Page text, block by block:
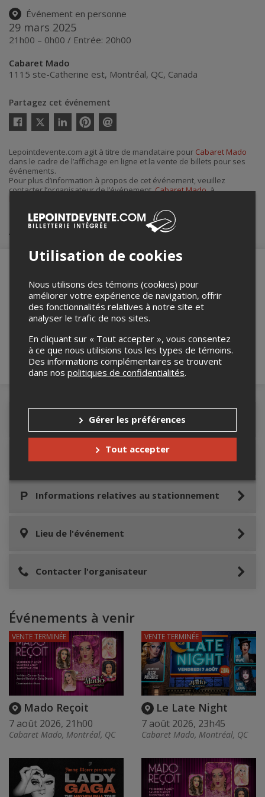
Événement en personne
29 mars 2025
21h00 – 0h00 / Entrée: 20h00
Cabaret Mado
1115 ste-Catherine est, Montréal, QC, Canada
Partagez cet événement
Twitter
courriel
Lepointdevente.com agit à titre de mandataire pour Cabaret Mado
dans le cadre de l’affichage en ligne et la vente de billets pour ses
événements.
Pour plus d’information à propos de cet événement, veuillez
contacter l’organisateur de l’événement,Cabaret Mado, à
Achat de billets
Merci de confirmer que vous n'êtes pas un
robot ci-bas.
Détails de l'événement
Accès au site de l'événement
Informations relatives au stationnement
Lieu de l'événement
Contacter l'organisateur
Événements à venir
Mado Reçoit
7 août 2026, 21h00
Cabaret Mado, Montréal, QC
VENTE TERMINÉE
Le Late Night
7 août 2026, 23h45
Cabaret Mado, Montréal, QC
VENTE TERMINÉE
Utilisation de cookies
Nous utilisons des témoins (cookies) pour
améliorer votre expérience de navigation, offrir
des fonctionnalités relatives à notre site et
analyser le trafic de nos sites.
En cliquant sur « Tout accepter », vous consentez
à ce que nous utilisions tous les types de témoins.
Des informations complémentaires se trouvent
dans nos politiques de confidentialités.
Gérer les préférences
Tout accepter